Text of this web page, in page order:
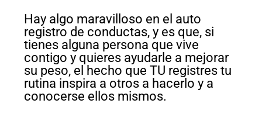
Hay algo maravilloso en el auto
registro de conductas, y es que, si
tienes alguna persona que vive
contigo y quieres ayudarle a mejorar
su peso, el hecho que TU registres tu
rutina inspira a otros a hacerlo y a
conocerse ellos mismos.